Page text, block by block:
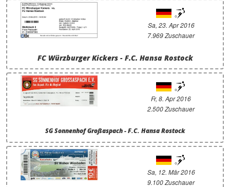
Sa, 23. Apr 2016
7.969 Zuschauer
FC Würzburger Kickers - F.C. Hansa Rostock
Fr, 8. Apr 2016
2.500 Zuschauer
SG Sonnenhof Großaspach - F.C. Hansa Rostock
Sa, 12. Mär 2016
9.100 Zuschauer